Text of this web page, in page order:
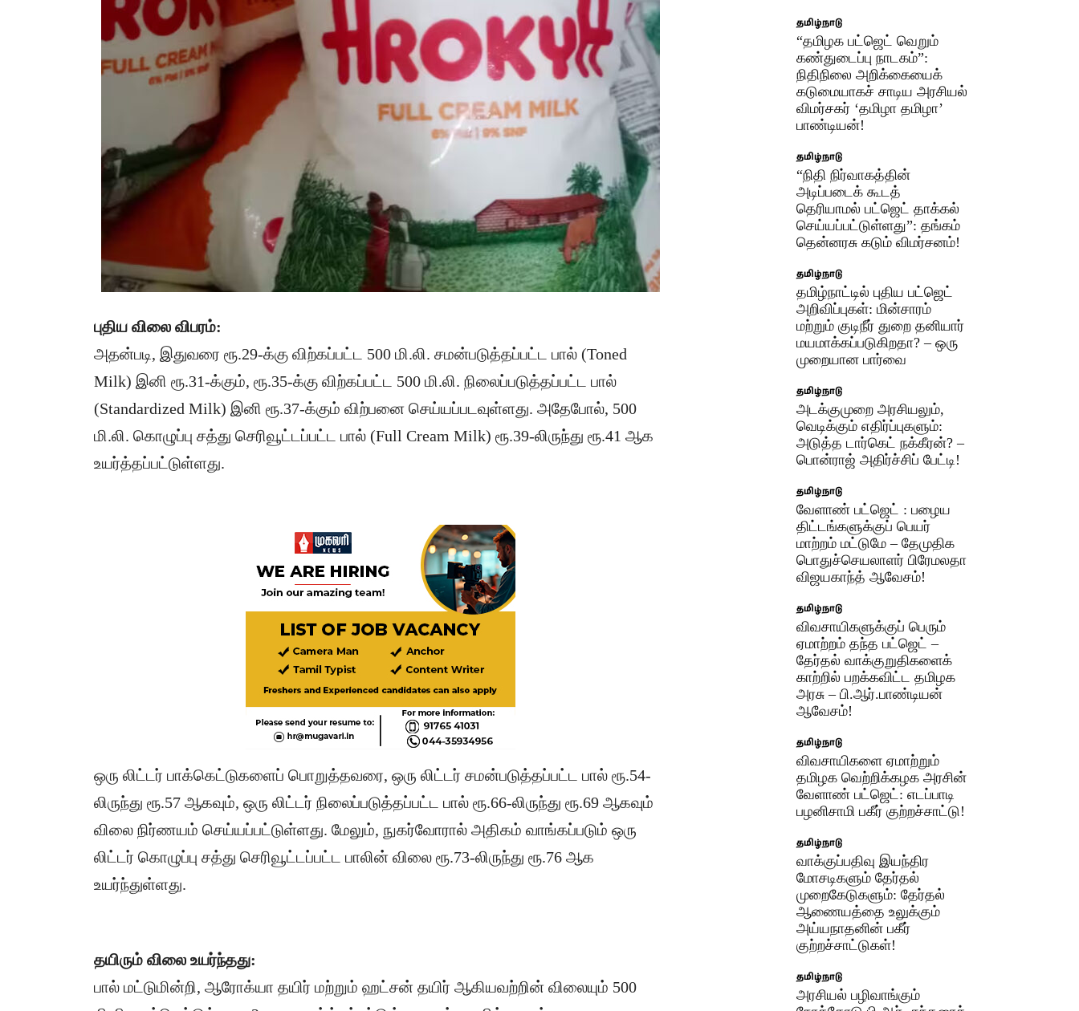
புதிய விலை விபரம்:
அதன்படி, இதுவரை ரூ.29-க்கு விற்கப்பட்ட 500 மி.லி. சமன்படுத்தப்பட்ட பால் (Toned
Milk) இனி ரூ.31-க்கும், ரூ.35-க்கு விற்கப்பட்ட 500 மி.லி. நிலைப்படுத்தப்பட்ட பால்
(Standardized Milk) இனி ரூ.37-க்கும் விற்பனை செய்யப்படவுள்ளது. அதேபோல், 500
மி.லி. கொழுப்பு சத்து செரிவூட்டப்பட்ட பால் (Full Cream Milk) ரூ.39-லிருந்து ரூ.41 ஆக
உயர்த்தப்பட்டுள்ளது.
ஒரு லிட்டர் பாக்கெட்டுகளைப் பொறுத்தவரை, ஒரு லிட்டர் சமன்படுத்தப்பட்ட பால் ரூ.54-
லிருந்து ரூ.57 ஆகவும், ஒரு லிட்டர் நிலைப்படுத்தப்பட்ட பால் ரூ.66-லிருந்து ரூ.69 ஆகவும்
விலை நிர்ணயம் செய்யப்பட்டுள்ளது. மேலும், நுகர்வோரால் அதிகம் வாங்கப்படும் ஒரு
லிட்டர் கொழுப்பு சத்து செரிவூட்டப்பட்ட பாலின் விலை ரூ.73-லிருந்து ரூ.76 ஆக
உயர்ந்துள்ளது.
தயிரும் விலை உயர்ந்தது:
பால் மட்டுமின்றி, ஆரோக்யா தயிர் மற்றும் ஹட்சன் தயிர் ஆகியவற்றின் விலையும் 500
தமிழ்நாடு
“தமிழக பட்ஜெட் வெறும்
கண்துடைப்பு நாடகம்”:
நிதிநிலை அறிக்கையைக்
கடுமையாகச் சாடிய அரசியல்
விமர்சகர் ‘தமிழா தமிழா’
பாண்டியன்!
தமிழ்நாடு
“நிதி நிர்வாகத்தின்
அடிப்படைக் கூடத்
தெரியாமல் பட்ஜெட் தாக்கல்
செய்யப்பட்டுள்ளது”: தங்கம்
தென்னரசு கடும் விமர்சனம்!
தமிழ்நாடு
தமிழ்நாட்டில் புதிய பட்ஜெட்
அறிவிப்புகள்: மின்சாரம்
மற்றும் குடிநீர் துறை தனியார்
மயமாக்கப்படுகிறதா? – ஒரு
முறையான பார்வை
தமிழ்நாடு
அடக்குமுறை அரசியலும்,
வெடிக்கும் எதிர்ப்புகளும்:
அடுத்த டார்கெட் நக்கீரன்? –
பொன்ராஜ் அதிர்ச்சிப் பேட்டி! ​
தமிழ்நாடு
வேளாண் பட்ஜெட் : பழைய
திட்டங்களுக்குப் பெயர்
மாற்றம் மட்டுமே – தேமுதிக
பொதுச்செயலாளர் பிரேமலதா
விஜயகாந்த் ஆவேசம்!
தமிழ்நாடு
விவசாயிகளுக்குப் பெரும்
ஏமாற்றம் தந்த பட்ஜெட் –
தேர்தல் வாக்குறுதிகளைக்
காற்றில் பறக்கவிட்ட தமிழக
அரசு – பி.ஆர்.பாண்டியன்
ஆவேசம்!
தமிழ்நாடு
விவசாயிகளை ஏமாற்றும்
தமிழக வெற்றிக்கழக அரசின்
வேளாண் பட்ஜெட்: எடப்பாடி
பழனிசாமி பகீர் குற்றச்சாட்டு!
தமிழ்நாடு
வாக்குப்பதிவு இயந்திர
மோசடிகளும் தேர்தல்
முறைகேடுகளும்: தேர்தல்
ஆணையத்தை உலுக்கும்
அய்யநாதனின் பகீர்
குற்றச்சாட்டுகள்!
தமிழ்நாடு
அரசியல் பழிவாங்கும்